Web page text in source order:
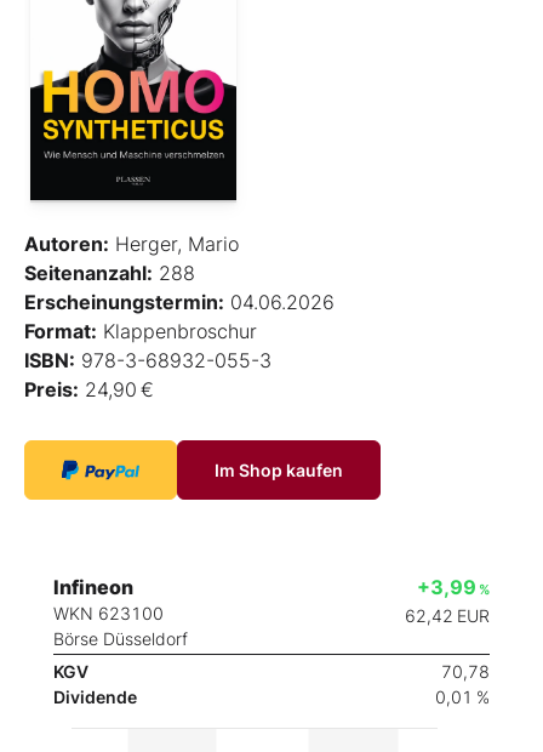
Autoren: Herger, Mario
Seitenanzahl: 288
Erscheinungstermin: 04.06.2026
Format: Klappenbroschur
ISBN: 978-3-68932-055-3
Preis: 24,90 €
Im Shop kaufen
Infineon
WKN 623100
Börse Düsseldorf
+3,99 %
62,42 EUR
KGV
70,78
Dividende
0,01 %